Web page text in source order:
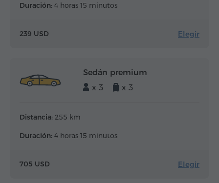
Duración: 4 horas 15 minutos
239 USD Elegir
Sedán premium
x 3
x 3
Distancia: 255 km
Duración: 4 horas 15 minutos
705 USD Elegir